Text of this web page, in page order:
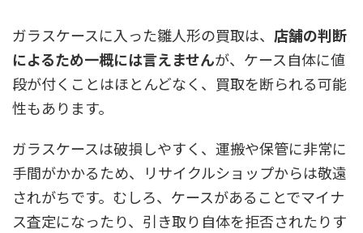
ガラスケースに入った雛人形の買取は、 店舗の判断
によるため一概には言えませんが、 ケース自体に値
段が付くことはほとんどなく、買取を断られる可能
性もあります。
ガラスケースは破損しやすく、運搬や保管に非常に
手間がかかるため、リサイクルショップからは敬遠
されがちです。むしろ、ケースがあることでマイナ
ス査定になったり、引き取り自体を拒否されたりす